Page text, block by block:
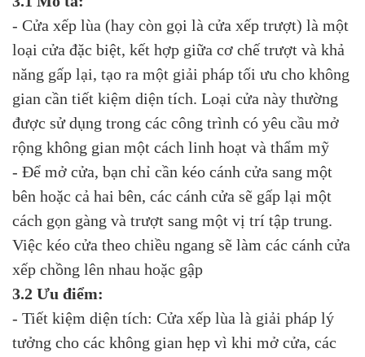
- Cửa xếp lùa (hay còn gọi là cửa xếp trượt) là một
loại cửa đặc biệt, kết hợp giữa cơ chế trượt và khả
năng gấp lại, tạo ra một giải pháp tối ưu cho không
gian cần tiết kiệm diện tích. Loại cửa này thường
được sử dụng trong các công trình có yêu cầu mở
rộng không gian một cách linh hoạt và thẩm mỹ
- Để mở cửa, bạn chỉ cần kéo cánh cửa sang một
bên hoặc cả hai bên, các cánh cửa sẽ gấp lại một
cách gọn gàng và trượt sang một vị trí tập trung.
Việc kéo cửa theo chiều ngang sẽ làm các cánh cửa
xếp chồng lên nhau hoặc gập
3.2 Ưu điểm:
- Tiết kiệm diện tích: Cửa xếp lùa là giải pháp lý
tưởng cho các không gian hẹp vì khi mở cửa, các